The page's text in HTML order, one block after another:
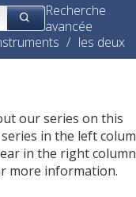
Recherche
avancée
/ les deux
our series on this
in the left
in the right
more information.